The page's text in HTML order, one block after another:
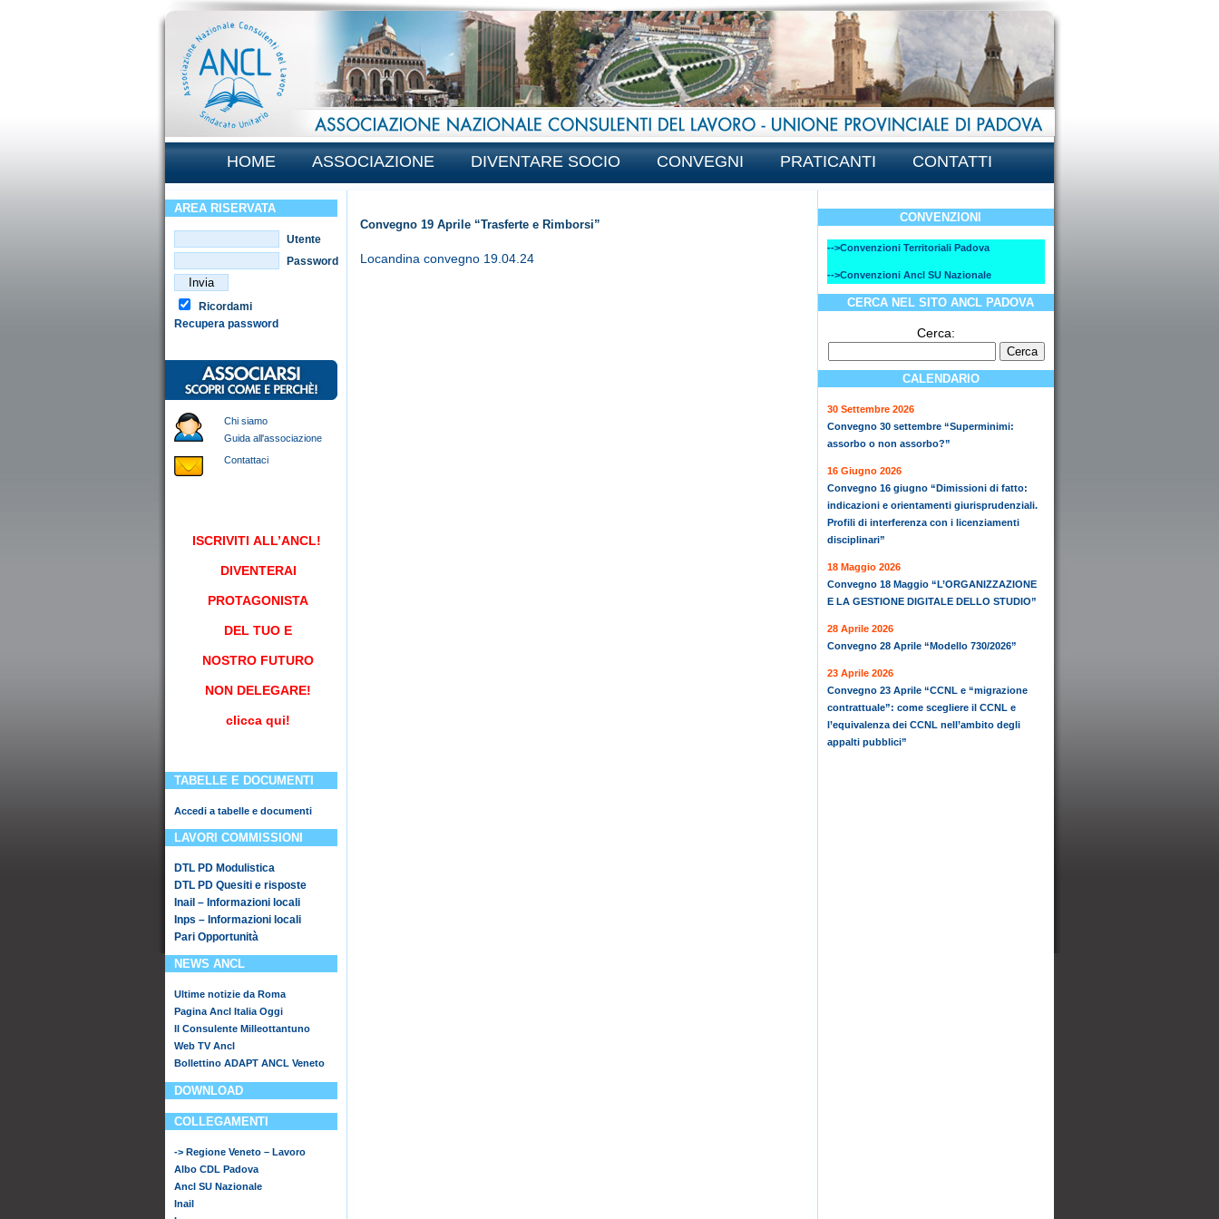
HOME ASSOCIAZIONE DIVENTARE SOCIO CONVEGNI PRATICANTI CONTATTI
AREA RISERVATA
Utente
Password
Ricordami
Recupera password
Chi siamo
Guida all'associazione
Contattaci
ISCRIVITI ALL’ANCL!
DIVENTERAI
PROTAGONISTA
DEL TUO E
NOSTRO FUTURO
NON DELEGARE!
clicca qui!
TABELLE E DOCUMENTI
Accedi a tabelle e documenti
LAVORI COMMISSIONI
DTL PD Modulistica
DTL PD Quesiti e risposte
Inail – Informazioni locali
Inps – Informazioni locali
Pari Opportunità
NEWS ANCL
Ultime notizie da Roma
Pagina Ancl Italia Oggi
Il Consulente Milleottantuno
Web TV Ancl
Bollettino ADAPT ANCL Veneto
DOWNLOAD
COLLEGAMENTI
-> Regione Veneto – Lavoro
Albo CDL Padova
Ancl SU Nazionale
Inail
Convegno 19 Aprile “Trasferte e Rimborsi”
Locandina convegno 19.04.24
CONVENZIONI
-->Convenzioni Territoriali Padova
-->Convenzioni Ancl SU Nazionale
CERCA NEL SITO ANCL PADOVA
Cerca:
CALENDARIO
30 Settembre 2026
Convegno 30 settembre “Superminimi:
assorbo o non assorbo?”
16 Giugno 2026
Convegno 16 giugno “Dimissioni di fatto:
indicazioni e orientamenti giurisprudenziali.
Profili di interferenza con i licenziamenti
disciplinari”
18 Maggio 2026
Convegno 18 Maggio “L’ORGANIZZAZIONE
E LA GESTIONE DIGITALE DELLO STUDIO”
28 Aprile 2026
Convegno 28 Aprile “Modello 730/2026”
23 Aprile 2026
Convegno 23 Aprile “CCNL e “migrazione
contrattuale”: come scegliere il CCNL e
l’equivalenza dei CCNL nell’ambito degli
appalti pubblici”